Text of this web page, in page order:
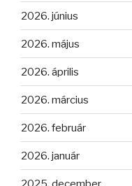
2026. június
2026. május
2026. április
2026. március
2026. február
2026. január